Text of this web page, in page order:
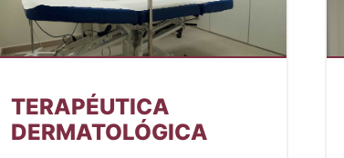
TERAPÉUTICA
DERMATOLÓGICA